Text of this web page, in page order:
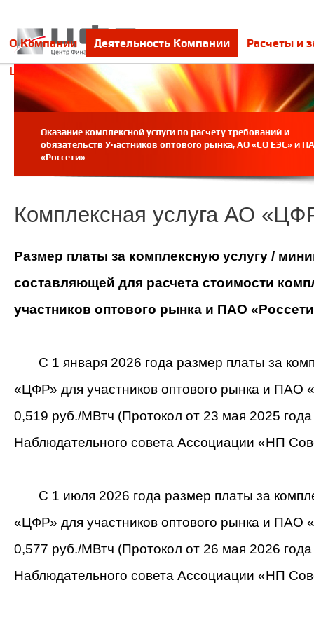
О Компании Деятельность Компании Расчеты и
Цифровое взаимодействие Контакты
Оказание комплексной услуги по расчету требований и
обязательств Участников оптового рынка, АО «СО ЕЭС» и
«Россети»
Комплексная услуга АО
Размер платы за комплексную услугу /
составляющей для расчета стоимости
участников оптового рынка и ПАО
С 1 января 2026 года размер платы за
«ЦФР» для участников оптового рынка и ПАО
0,519 руб./МВтч (Протокол от 23 мая 2025
Наблюдательного совета Ассоциации «НП
С 1 июля 2026 года размер платы за
«ЦФР» для участников оптового рынка и ПАО
0,577 руб./МВтч (Протокол от 26 мая 2026
Наблюдательного совета Ассоциации «НП